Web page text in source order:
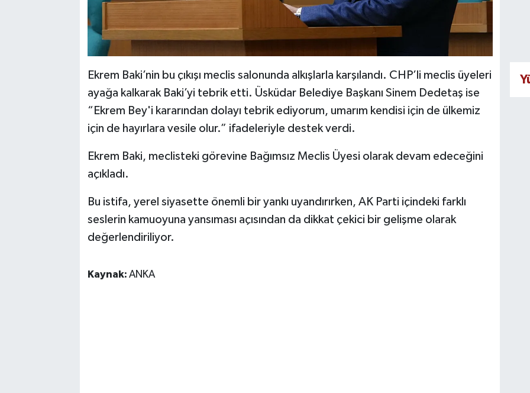
Ekrem Baki’nin bu çıkışı meclis salonunda alkışlarla karşılandı. CHP’li meclis üyeleri
ayağa kalkarak Baki’yi tebrik etti. Üsküdar Belediye Başkanı Sinem Dedetaş ise
“Ekrem Bey'i kararından dolayı tebrik ediyorum, umarım kendisi için de ülkemiz
için de hayırlara vesile olur.” ifadeleriyle destek verdi.
Ekrem Baki, meclisteki görevine Bağımsız Meclis Üyesi olarak devam edeceğini
açıkladı.
Bu istifa, yerel siyasette önemli bir yankı uyandırırken, AK Parti içindeki farklı
seslerin kamuoyuna yansıması açısından da dikkat çekici bir gelişme olarak
değerlendiriliyor.
Kaynak: ANKA